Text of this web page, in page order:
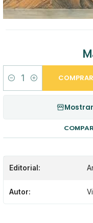
Cantidad
Editorial:
Autor: